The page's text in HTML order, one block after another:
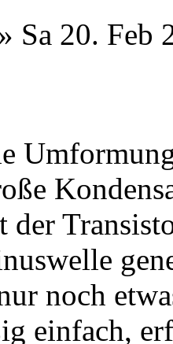
Sa 20. Feb
der
noch
einfach,